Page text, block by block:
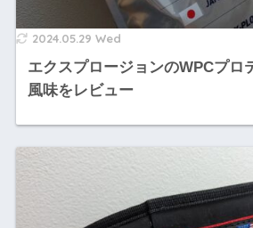
2024.05.29 Wed
エクスプロージョンのWPCプロ
風味をレビュー